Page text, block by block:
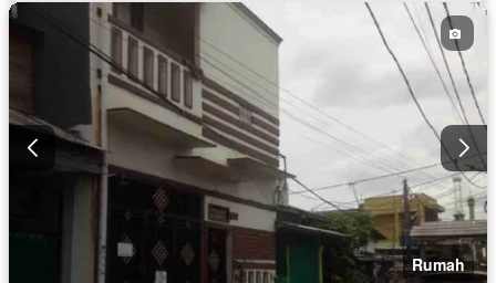
Rumah